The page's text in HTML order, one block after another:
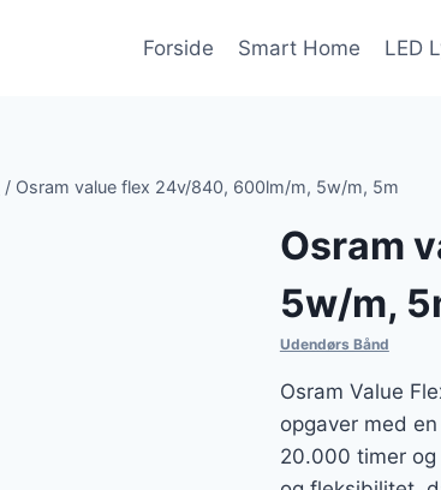
Forside Smart Home LED
/ Osram value flex 24v/840, 600lm/m, 5w/m, 5m
Osram
5w/m,
Udendørs Bånd
Osram Value
opgaver med
20.000 timer